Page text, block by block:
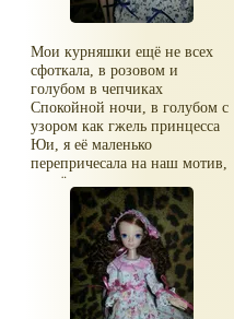
Мои курняшки ещё не всех
сфоткала, в розовом и
голубом в чепчиках
Спокойной ночи, в голубом с
узором как гжель принцесса
Юи, я её маленько
перепричесала на наш мотив,
а ещё приехали куколки в
ауфите поросёнка и
художница, они все
лапочки!!!